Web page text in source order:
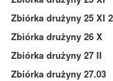
Zbiórka drużyny 25 XI
Zbiórka drużyny 26 X
Zbiórka drużyny 27 II
Zbiórka drużyny 27.03